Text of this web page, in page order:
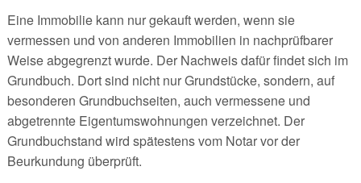
Eine Immobilie kann nur gekauft werden, wenn sie
vermessen und von anderen Immobilien in nachprüfbarer
Weise abgegrenzt wurde. Der Nachweis dafür findet sich im
Grundbuch. Dort sind nicht nur Grundstücke, sondern, auf
besonderen Grundbuchseiten, auch vermessene und
abgetrennte Eigentumswohnungen verzeichnet. Der
Grundbuchstand wird spätestens vom Notar vor der
Beurkundung überprüft.